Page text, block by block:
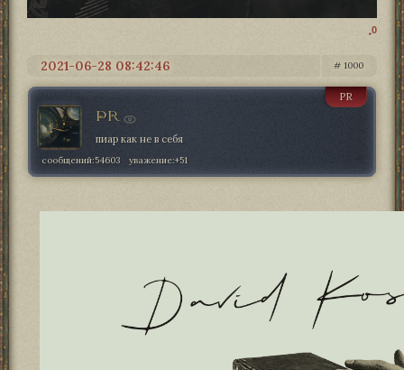
0
1000
2021-06-28 08:42:46
PR
PR
пиар как не в себя
сообщений:54603 уважение:+51